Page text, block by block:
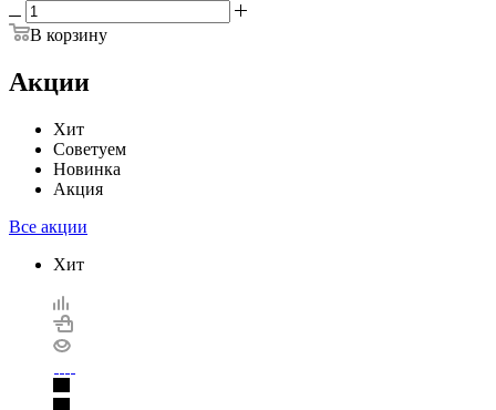
В корзину
Акции
Хит
Советуем
Новинка
Акция
Все акции
Хит